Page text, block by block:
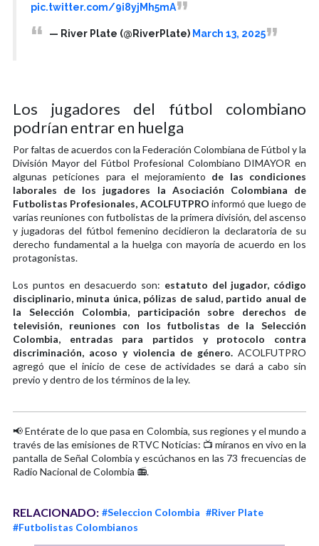
pic.twitter.com/9i8yjMh5mA
— River Plate (@RiverPlate) March 13, 2025
Los jugadores del fútbol colombiano
podrían entrar en huelga
Por faltas de acuerdos con la Federación Colombiana de Fútbol y la
División Mayor del Fútbol Profesional Colombiano DIMAYOR en
algunas peticiones para el mejoramiento de las condiciones
laborales de los jugadores la Asociación Colombiana de
Futbolistas Profesionales, ACOLFUTPRO informó que luego de
varias reuniones con futbolistas de la primera división, del ascenso
y jugadoras del fútbol femenino decidieron la declaratoria de su
derecho fundamental a la huelga con mayoría de acuerdo en los
protagonistas.
Los puntos en desacuerdo son: estatuto del jugador, código
disciplinario, minuta única, pólizas de salud, partido anual de
la Selección Colombia, participación sobre derechos de
televisión, reuniones con los futbolistas de la Selección
Colombia, entradas para partidos y protocolo contra
discriminación, acoso y violencia de género. ACOLFUTPRO
agregó que el inicio de cese de actividades se dará a cabo sin
previo y dentro de los términos de la ley.
📢 Entérate de lo que pasa en Colombia, sus regiones y el mundo a
través de las emisiones de RTVC Noticias: 📺 míranos en vivo en la
pantalla de Señal Colombia y escúchanos en las 73 frecuencias de
Radio Nacional de Colombia 📻.
RELACIONADO: #Seleccion Colombia #River Plate
#Futbolistas Colombianos